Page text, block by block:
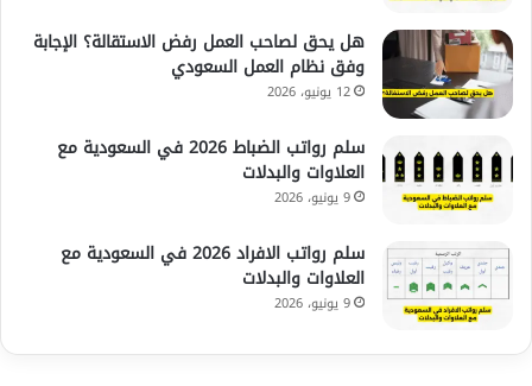
هل يحق لصاحب العمل رفض الاستقالة؟ الإجابة
وفق نظام العمل السعودي
12 يونيو، 2026
سلم رواتب الضباط 2026 في السعودية مع
العلاوات والبدلات
9 يونيو، 2026
سلم رواتب الافراد 2026 في السعودية مع
العلاوات والبدلات
9 يونيو، 2026